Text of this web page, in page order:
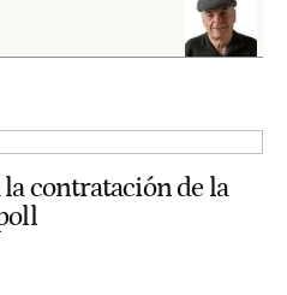
contratación de la